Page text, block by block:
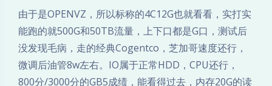
由于是OPENVZ，所以标称的4C12G也就看看，实打实
能跑的就500G和50TB流量，上下口都是G口，测试后
没发现毛病，走的经典Cogentco，芝加哥速度还行，
微调后油管8w左右。IO属于正常HDD，CPU还行，
800分/3000分的GB5成绩，能看得过去，内存20G的读